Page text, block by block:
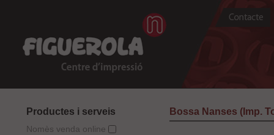
Productes i serveis
Nomès venda online
Bossa Nanses (Imp.